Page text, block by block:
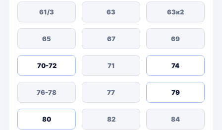
61/3 63 63к2
65 67 69
70-72 71 74
76-78 77 79
80 82 84